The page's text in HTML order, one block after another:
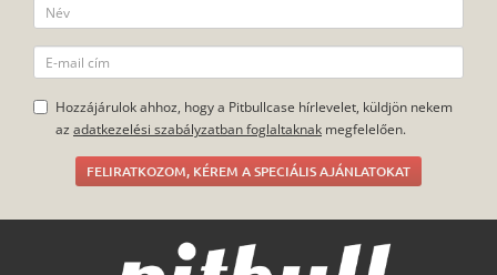
Hozzájárulok ahhoz, hogy a Pitbullcase hírlevelet, küldjön nekem
az adatkezelési szabályzatban foglaltaknak megfelelően.
FELIRATKOZOM, KÉREM A SPECIÁLIS AJÁNLATOKAT